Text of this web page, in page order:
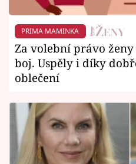
PRIMA MAMINKA
Za volební právo
boj. Uspěly i díky
oblečení